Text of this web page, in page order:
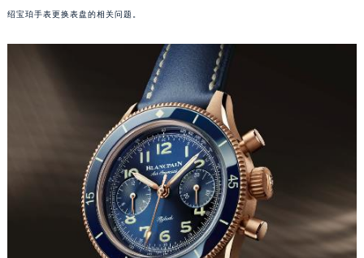
绍宝珀手表更换表盘的相关问题。